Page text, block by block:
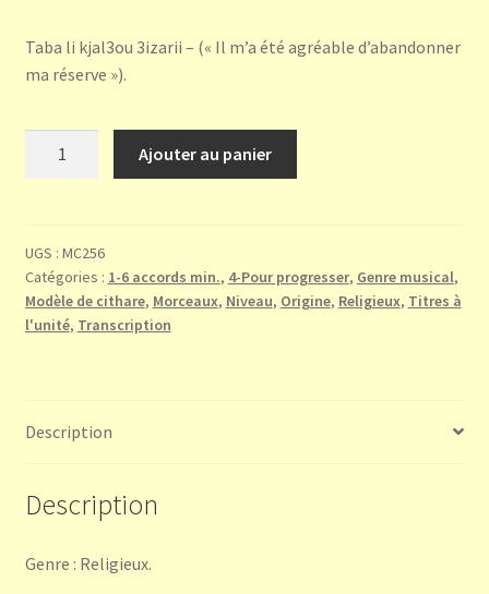
Taba li kjal3ou 3izarii – (« Il m’a été agréable d’abandonner
ma réserve »).
-
Chant
traditionnel
Soufi
Ajouter au panier
UGS : MC256
Catégories : 1-6 accords min., 4-Pour progresser, Genre musical,
Modèle de cithare, Morceaux, Niveau, Origine, Religieux, Titres à
l'unité, Transcription
Description
Description
Genre : Religieux.